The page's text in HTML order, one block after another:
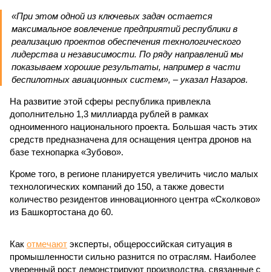
«При этом одной из ключевых задач остается
максимальное вовлечение предприятий республики в
реализацию проектов обеспечения технологического
лидерства и независимости. По ряду направлений мы
показываем хорошие результаты, например в части
беспилотных авиационных систем», – указал Назаров.
На развитие этой сферы республика привлекла
дополнительно 1,3 миллиарда рублей в рамках
одноименного национального проекта. Большая часть этих
средств предназначена для оснащения центра дронов на
базе технопарка «Зубово».
Кроме того, в регионе планируется увеличить число малых
технологических компаний до 150, а также довести
количество резидентов инновационного центра «Сколково»
из Башкортостана до 60.
Как отмечают эксперты, общероссийская ситуация в
промышленности сильно разнится по отраслям. Наиболее
уверенный рост демонстрируют производства, связанные с